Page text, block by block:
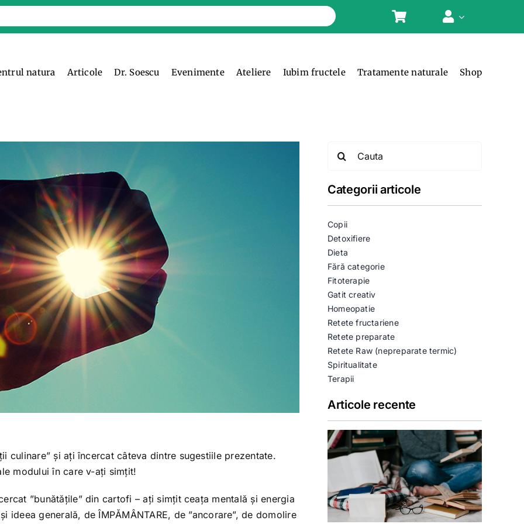
natura Articole Dr. Soescu Evenimente Ateliere Iubim fructele Tratamente naturale Shop
culinare” și ați încercat câteva dintre sugestiile prezentate.
modului în care v-ați simțit!
”bunătățile” din cartofi – ați simțit ceața mentală și energia
ideea generală, de ÎMPĂMÂNTARE, de ”ancorare”, de domolire
Categorii articole
Copii
Detoxifiere
Dieta
Fără categorie
Fitoterapie
Gatit creativ
Homeopatie
Retete fructariene
Retete preparate
Retete Raw (nepreparate termic)
Spiritualitate
Terapii
Articole recente